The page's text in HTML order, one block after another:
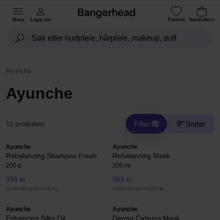
Meny Logg inn Favoritt Handlekurv
Ayunche
Ayunche
11 produkter Filter Sorter
Ayunche
Rebalancing Shampoo Fresh
200 g
339 kr
Ordinær pris 376 kr
Ayunche
Rebalancing Mask
200 ml
565 kr
Ordinær pris 627 kr
Ayunche
Enhancing Silky Oil
Ayunche
Derma Calming Mask